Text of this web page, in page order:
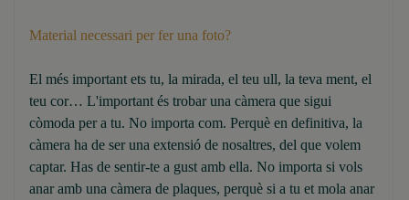
Material necessari per fer una foto?
El més important ets tu, la mirada, el teu ull, la teva ment, el
teu cor… L'important és trobar una càmera que sigui
còmoda per a tu. No importa com. Perquè en definitiva, la
càmera ha de ser una extensió de nosaltres, del que volem
captar. Has de sentir-te a gust amb ella. No importa si vols
anar amb una càmera de plaques, perquè si a tu et mola anar